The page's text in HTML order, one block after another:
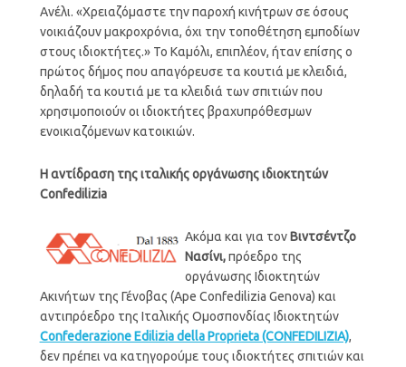
Ανέλι. «Χρειαζόμαστε την παροχή κινήτρων σε όσους
νοικιάζουν μακροχρόνια, όχι την τοποθέτηση εμποδίων
στους ιδιοκτήτες.» Το Καμόλι, επιπλέον, ήταν επίσης ο
πρώτος δήμος που απαγόρευσε τα κουτιά με κλειδιά,
δηλαδή τα κουτιά με τα κλειδιά των σπιτιών που
χρησιμοποιούν οι ιδιοκτήτες βραχυπρόθεσμων
ενοικιαζόμενων κατοικιών.
Η αντίδραση της ιταλικής οργάνωσης ιδιοκτητών
Confedilizia
Ακόμα και για τονΒιντσέντζο
Νασίνι,πρόεδρο της
οργάνωσης Ιδιοκτητών
Ακινήτων της Γένοβας (Ape Confedilizia Genova) και
αντιπρόεδρο της Ιταλικής Ομοσπονδίας Ιδιοκτητών
Confederazione Edilizia della Proprieta (CONFEDILIZIA),
δεν πρέπει να κατηγορούμε τους ιδιοκτήτες σπιτιών και